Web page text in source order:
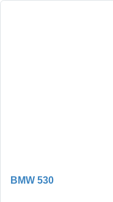
BMW 530